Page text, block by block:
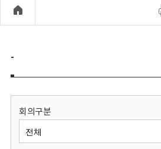
정
보
기
-
회의구분